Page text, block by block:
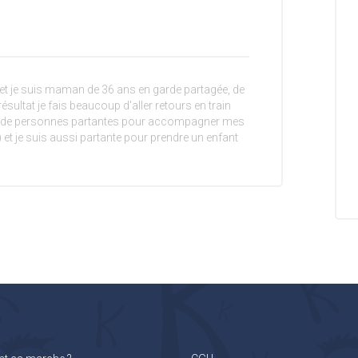
je suis maman de 36 ans en garde partagée, de
je fais beaucoup d'aller retours en train
personnes partantes pour accompagner mes
je suis aussi partante pour prendre un enfant